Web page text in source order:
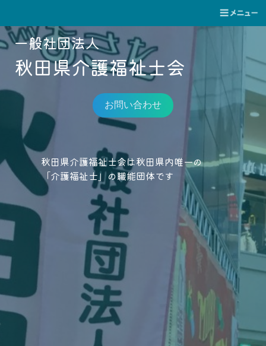
一般社団法人
秋田県介護福祉士会
お問い合わせ
秋田県介護福祉士会は秋田県内唯一の
「介護福祉士」の職能団体です